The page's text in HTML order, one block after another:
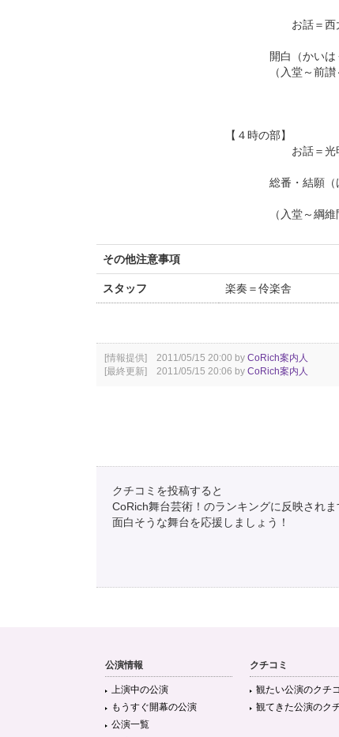
お話＝西大寺
開白（かいはく
（入堂～前讃～綱
【４時の部】
お話＝光明真言
総番・結願（け
（入堂～綱維問訊
その他注意事項
スタッフ 楽奏＝伶楽舎
[情報提供] 2011/05/15 20:00 by CoRich案内人
[最終更新] 2011/05/15 20:06 by CoRich案内人
クチコミを投稿すると
CoRich舞台芸術！のランキングに反映されま
面白そうな舞台を応援しましょう！
公演情報
上演中の公演
もうすぐ開幕の公演
公演一覧
クチコミ
観たい公演のクチ
観てきた公演のク